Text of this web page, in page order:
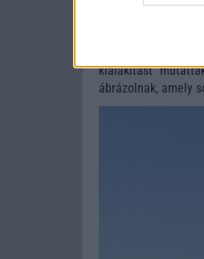
generációban
A mostani fotók
kialakítást
ábrázolnak, amely